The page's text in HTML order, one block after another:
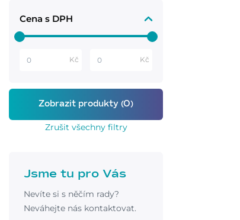
Cena s DPH
Kč Kč
Zrušit všechny filtry
Jsme tu pro Vás
Nevíte si s něčím rady?
Neváhejte nás kontaktovat.